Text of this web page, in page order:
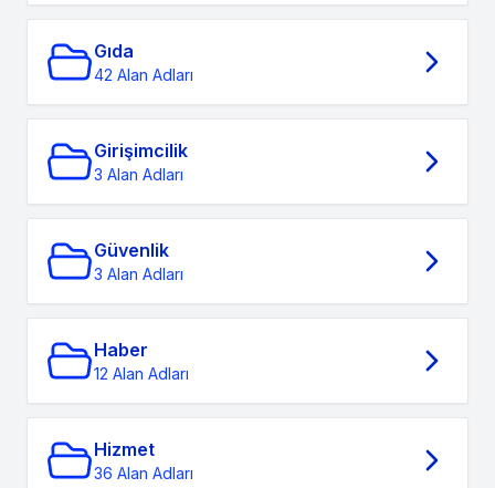
Gıda
42 Alan Adları
Girişimcilik
3 Alan Adları
Güvenlik
3 Alan Adları
Haber
12 Alan Adları
Hizmet
36 Alan Adları